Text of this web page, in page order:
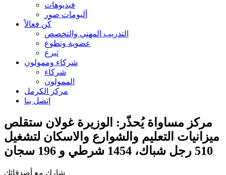
فيديوهات
ألبومات صور
كُن فعالاً
التدريب المهني والتخصص
عضوية وتطوع
تبرع
شركاء وممولون
شركاء
الممولون
مركز الكرمل
إتصل بنا
مركز مساواة يُحذّر: الوزيرة غولان ستقلص
ميزانيات التعليم والشوارع والاسكان لتشغيل
510 رجل شباك، 1454 شرطي و 196 سجان
شارك مع أصدقائك